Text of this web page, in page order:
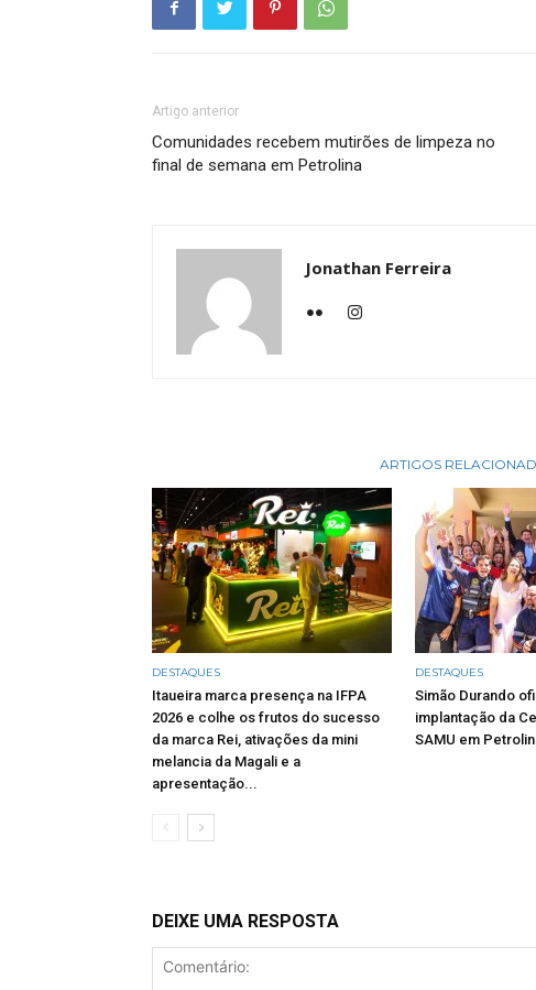
Artigo anterior
Comunidades recebem mutirões de limpeza no
final de semana em Petrolina
Jonathan Ferreira
ARTIGOS
DESTAQUES
Itaueira marca presença na IFPA
2026 e colhe os frutos do sucesso
da marca Rei, ativações da mini
melancia da Magali e a
apresentação...
DESTAQUES
Simão Durando
implantação da
SAMU em
DEIXE UMA RESPOSTA